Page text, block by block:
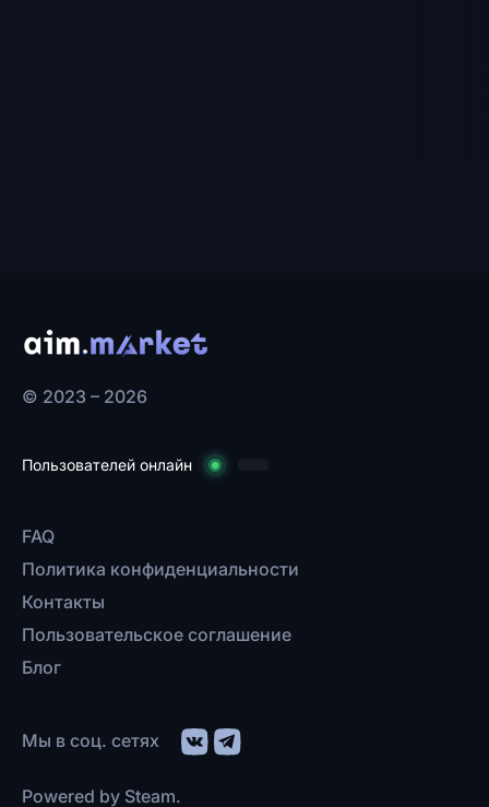
© 2023 – 2026
Пользователей онлайн
FAQ
Политика конфиденциальности
Контакты
Пользовательское соглашение
Блог
Мы в соц. сетях
Powered by Steam.